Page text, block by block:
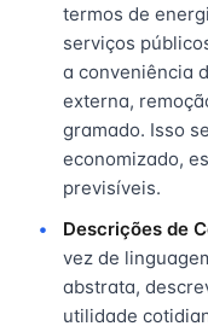
termos de
serviços
a conveniência
externa,
gramado. Isso
economizado,
previsíveis.
Descrições de
vez de
abstrata,
utilidade